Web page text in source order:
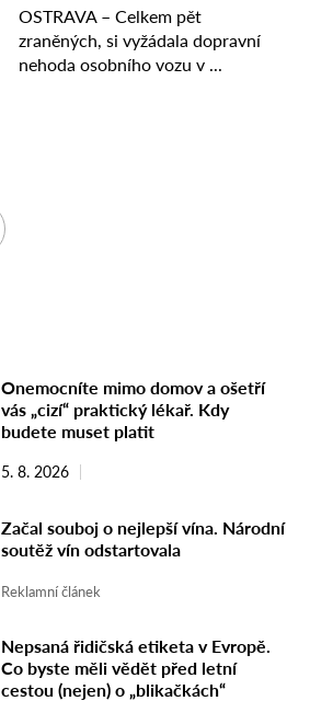
Onemocníte mimo domov a ošetří
vás „cizí“ praktický lékař. Kdy
budete muset platit
5. 8. 2026
Začal souboj o nejlepší vína. Národní
soutěž vín odstartovala
Reklamní článek
Nepsaná řidičská etiketa v Evropě.
Co byste měli vědět před letní
cestou (nejen) o „blikačkách“